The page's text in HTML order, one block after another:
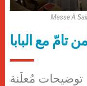
Messe À
مع البابا
توضيحات مُعلَنة